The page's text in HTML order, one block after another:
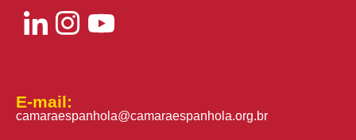
E-mail:
camaraespanhola@camaraespanhola.org.br